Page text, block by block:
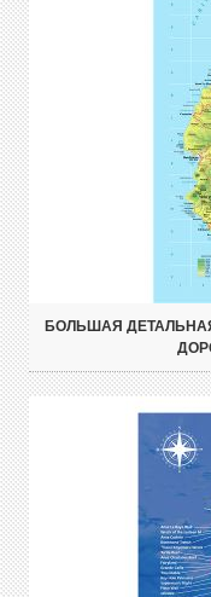
БОЛЬШАЯ